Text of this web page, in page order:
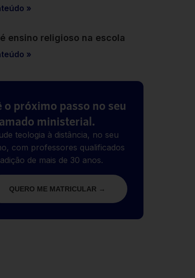
»
ensino religioso na escola
»
o próximo passo no seu
ministerial.
teologia à distância, no seu
com professores qualificados
de mais de 30 anos.
QUERO ME MATRICULAR →